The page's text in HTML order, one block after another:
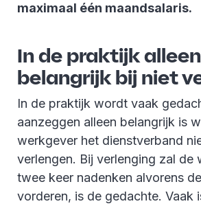
maximaal één maandsalaris.
In de praktijk alleen
belangrijk bij niet
In de praktijk wordt vaak
aanzeggen alleen belangrijk is
werkgever het dienstverband
verlengen. Bij verlenging zal de
twee keer nadenken alvorens
vorderen, is de gedachte. Vaak